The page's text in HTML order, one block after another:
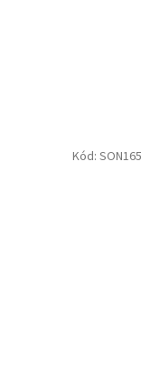
Kód: SON165